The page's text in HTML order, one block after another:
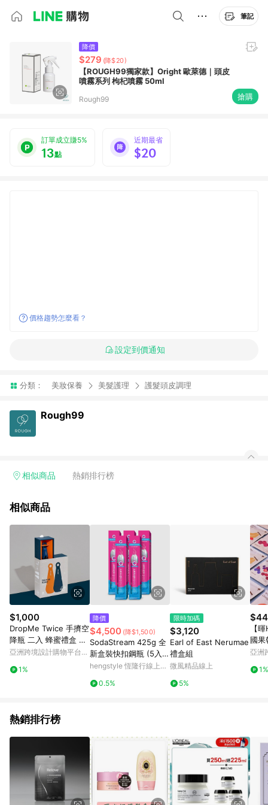
筆記
降價
$279 (降$20)
【ROUGH99獨家款】Oright 歐萊德｜頭皮
噴霧系列 枸杞噴霧 50ml
Rough99 搶購
訂單成立賺5%
13點
近期最省
$20
價格趨勢怎麼看？
設定到價通知
分類： 美妝保養 美髮護理 護髮頭皮調理
Rough99
相似商品 熱銷排行榜
相似商品
$1,000
DropMe Twice 手擠空
降瓶 二入 蜂蜜禮盒 龍
眼蜜+荔枝
亞洲跨境設計購物平台
1%
降價
$4,500 (降$1,500)
SodaStream 425g 全
新盒裝快扣鋼瓶 (5入
組)
hengstyle 恆隆行線上購
0.5%
限時加碼
$3,120
Earl of East Nerumae
禮盒組
微風精品線上
5%
【
國果
體驗
亞洲
1%
熱銷排行榜